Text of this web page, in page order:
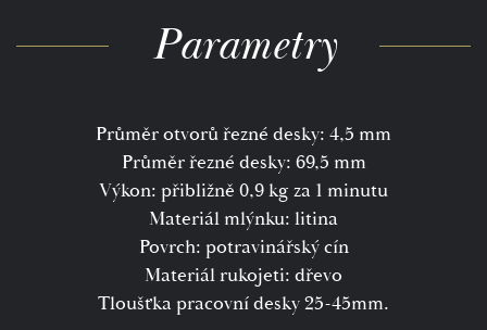
Parametry
Průměr otvorů řezné desky: 4,5 mm
Průměr řezné desky: 69,5 mm
Výkon: přibližně 0,9 kg za 1 minutu
Materiál mlýnku: litina
Povrch: potravinářský cín
Materiál rukojeti: dřevo
Tloušťka pracovní desky 25-45mm.